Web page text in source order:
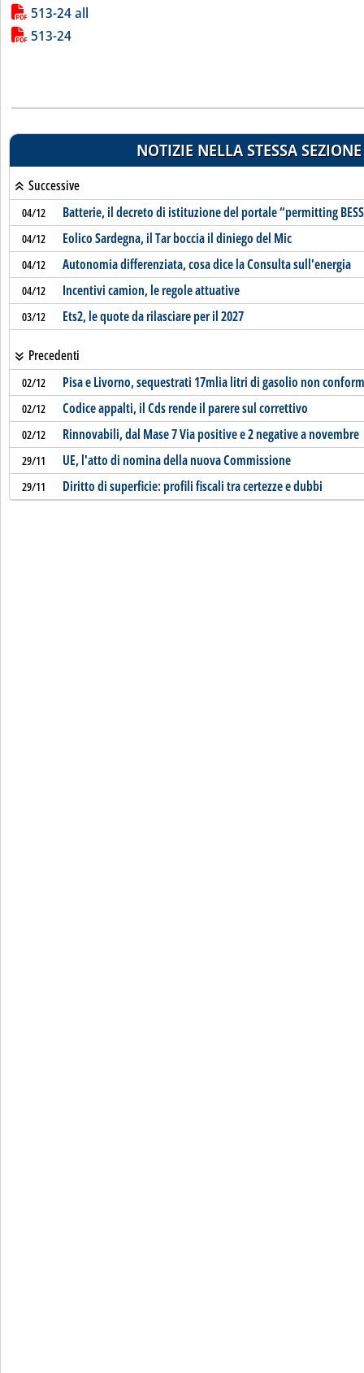
513-24 all
513-24
NOTIZIE NELLA STESSA SEZIONE
Successive
04/12 Batterie, il decreto di istituzione del portale “permitting
04/12 Eolico Sardegna, il Tar boccia il diniego del Mic
04/12 Autonomia differenziata, cosa dice la Consulta sull'energia
04/12 Incentivi camion, le regole attuative
03/12 Ets2, le quote da rilasciare per il 2027
Precedenti
02/12 Pisa e Livorno, sequestrati 17mlia litri di gasolio non
02/12 Codice appalti, il Cds rende il parere sul correttivo
02/12 Rinnovabili, dal Mase 7 Via positive e 2 negative a novembre
29/11 UE, l'atto di nomina della nuova Commissione
29/11 Diritto di superficie: profili fiscali tra certezze e dubbi